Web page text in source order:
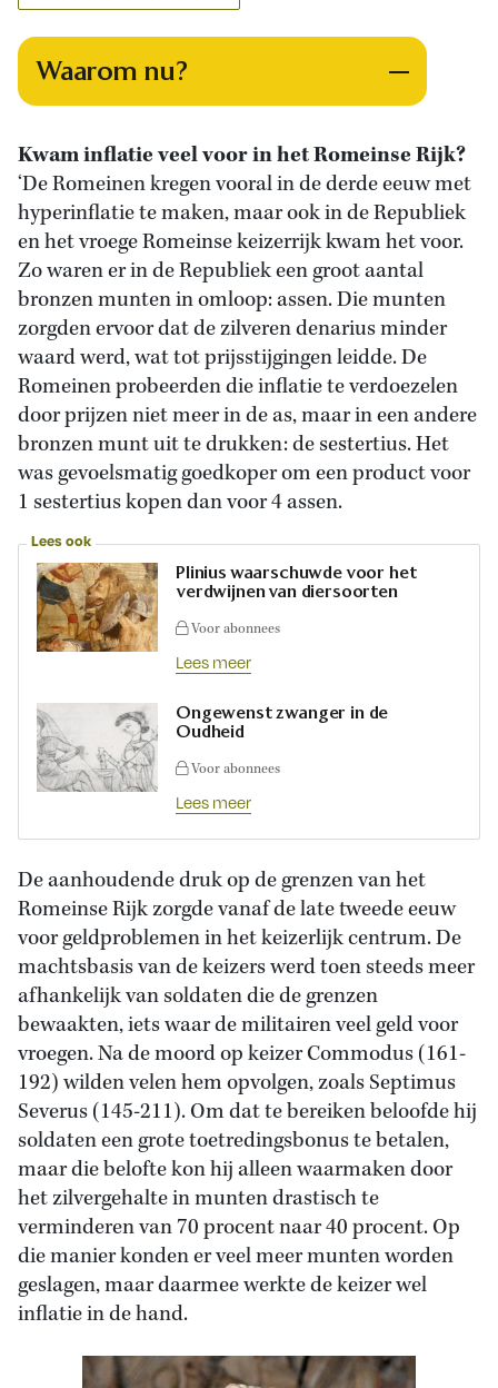
Waarom nu?
Kwam inflatie veel voor in het Romeinse Rijk?
‘De Romeinen kregen vooral in de derde eeuw met
hyperinflatie te maken, maar ook in de Republiek
en het vroege Romeinse keizerrijk kwam het voor.
Zo waren er in de Republiek een groot aantal
bronzen munten in omloop: assen. Die munten
zorgden ervoor dat de zilveren denarius minder
waard werd, wat tot prijsstijgingen leidde. De
Romeinen probeerden die inflatie te verdoezelen
door prijzen niet meer in de as, maar in een andere
bronzen munt uit te drukken: de sestertius. Het
was gevoelsmatig goedkoper om een product voor
1 sestertius kopen dan voor 4 assen.
Lees ook
Plinius waarschuwde voor het
verdwijnen van diersoorten
Voor abonnees
Lees meer
Ongewenst zwanger in de
Oudheid
Voor abonnees
Lees meer
De aanhoudende druk op de grenzen van het
Romeinse Rijk zorgde vanaf de late tweede eeuw
voor geldproblemen in het keizerlijk centrum. De
machtsbasis van de keizers werd toen steeds meer
afhankelijk van soldaten die de grenzen
bewaakten, iets waar de militairen veel geld voor
vroegen. Na de moord op keizer Commodus (161-
192) wilden velen hem opvolgen, zoals Septimus
Severus (145-211). Om dat te bereiken beloofde hij
soldaten een grote toetredingsbonus te betalen,
maar die belofte kon hij alleen waarmaken door
het zilvergehalte in munten drastisch te
verminderen van 70 procent naar 40 procent. Op
die manier konden er veel meer munten worden
geslagen, maar daarmee werkte de keizer wel
inflatie in de hand.